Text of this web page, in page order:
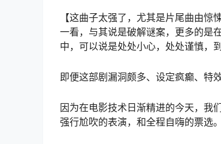
【这曲子太强了，尤其是片尾曲由
一看，与其说是破解谜案，更多的是
中，可以说是处处小心，处处谨慎，
即便这部剧漏洞颇多、设定疯癫、特
因为在电影技术日渐精进的今天，我
强行尬吹的表演，和全程自嗨的票选。